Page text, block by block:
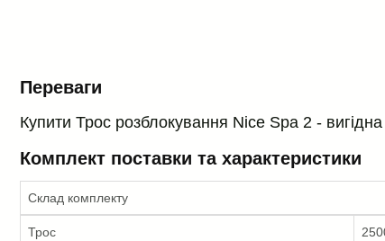
Переваги
Купити Трос розблокування Nice Spa 2 -
Комплект поставки та характеристики
Склад комплекту
Трос